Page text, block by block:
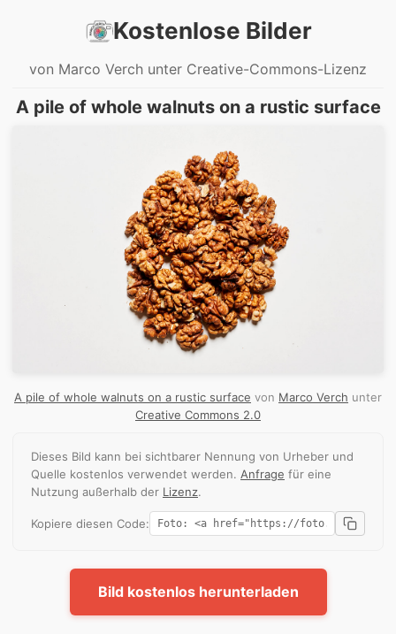
Kostenlose Bilder
von Marco Verch unter Creative-Commons-Lizenz
A pile of whole walnuts on a rustic surface
A pile of whole walnuts on a rustic surface von Marco Verch unter
Creative Commons 2.0
Dieses Bild kann bei sichtbarer Nennung von Urheber und
Quelle kostenlos verwendet werden. Anfrage für eine
Nutzung außerhalb der Lizenz.
Kopiere diesen Code:
Bild kostenlos herunterladen